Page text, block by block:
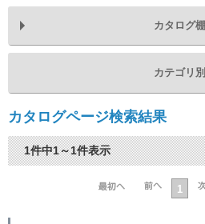
カタログ棚
カテゴリ別
カタログページ検索結果
1件中1～1件表示
1